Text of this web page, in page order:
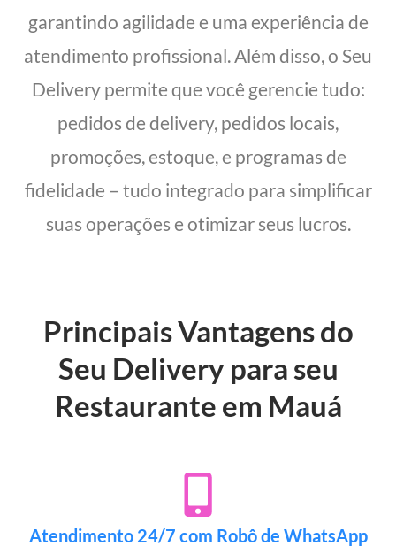
garantindo agilidade e uma experiência de
atendimento profissional. Além disso, o Seu
Delivery permite que você gerencie tudo:
pedidos de delivery, pedidos locais,
promoções, estoque, e programas de
fidelidade – tudo integrado para simplificar
suas operações e otimizar seus lucros.
Principais Vantagens do
Seu Delivery para seu
Restaurante em Mauá
Atendimento 24/7 com Robô de WhatsApp